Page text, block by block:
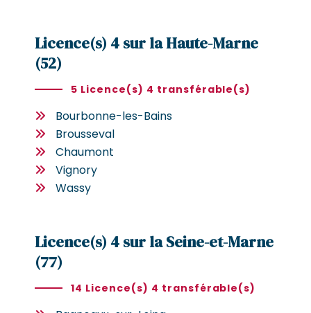
Licence(s) 4 sur la Haute-Marne
(52)
5 Licence(s) 4 transférable(s)
Bourbonne-les-Bains
Brousseval
Chaumont
Vignory
Wassy
Licence(s) 4 sur la Seine-et-Marne
(77)
14 Licence(s) 4 transférable(s)